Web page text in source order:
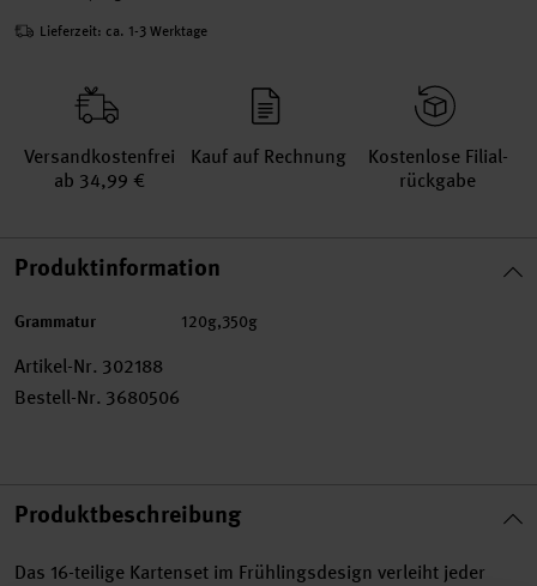
Lieferzeit: ca. 1-3 Werktage
Versand­kosten­frei
ab 34,99 €
Kauf auf Rechnung
Kosten­lose Filial­
rückgabe
Produktinformation
Grammatur 120g,350g
Artikel-Nr. 302188
Bestell-Nr. 3680506
Produktbeschreibung
Das 16-teilige Kartenset im Frühlingsdesign verleiht jeder